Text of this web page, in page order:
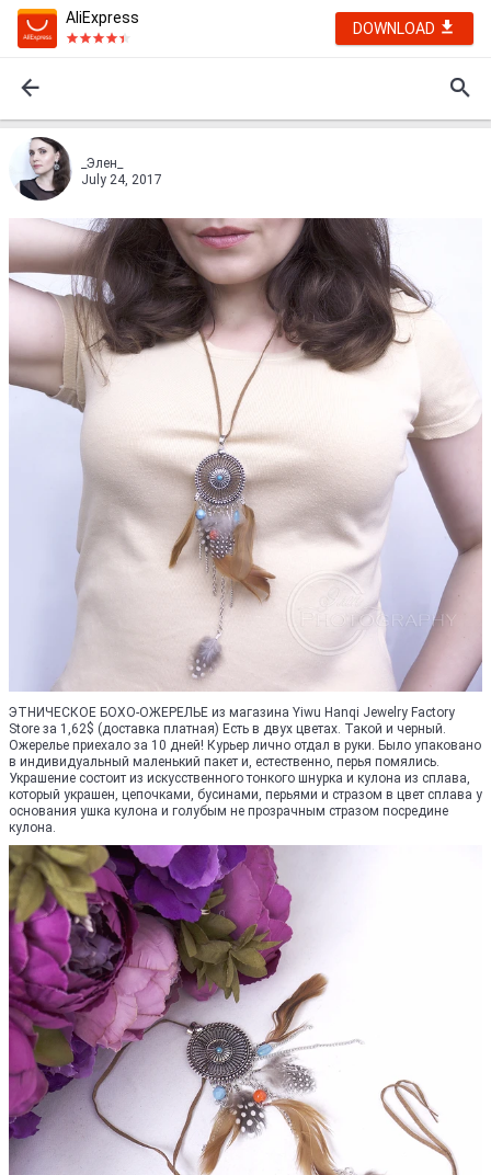
AliExpress
DOWNLOAD
_Элен_
July 24, 2017
ЭТНИЧЕСКОЕ БОХО-ОЖЕРЕЛЬЕ из магазина Yiwu Hanqi Jewelry Factory
Store за 1,62$ (доставка платная) Есть в двух цветах. Такой и черный.
Ожерелье приехало за 10 дней! Курьер лично отдал в руки. Было упаковано
в индивидуальный маленький пакет и, естественно, перья помялись.
Украшение состоит из искусственного тонкого шнурка и кулона из сплава,
который украшен, цепочками, бусинами, перьями и стразом в цвет сплава у
основания ушка кулона и голубым не прозрачным стразом посредине
кулона.